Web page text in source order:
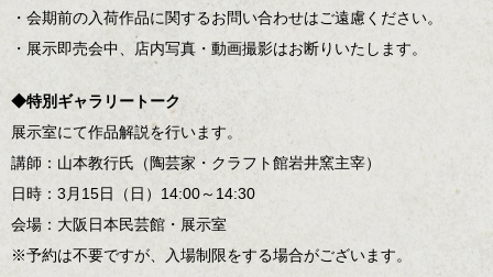
・会期前の入荷作品に関するお問い合わせはご遠慮ください。
・展示即売会中、店内写真・動画撮影はお断りいたします。
◆特別ギャラリートーク
展示室にて作品解説を行います。
講師：山本教行氏（陶芸家・クラフト館岩井窯主宰）
日時：3月15日（日）14:00～14:30
会場：大阪日本民芸館・展示室
※予約は不要ですが、入場制限をする場合がございます。